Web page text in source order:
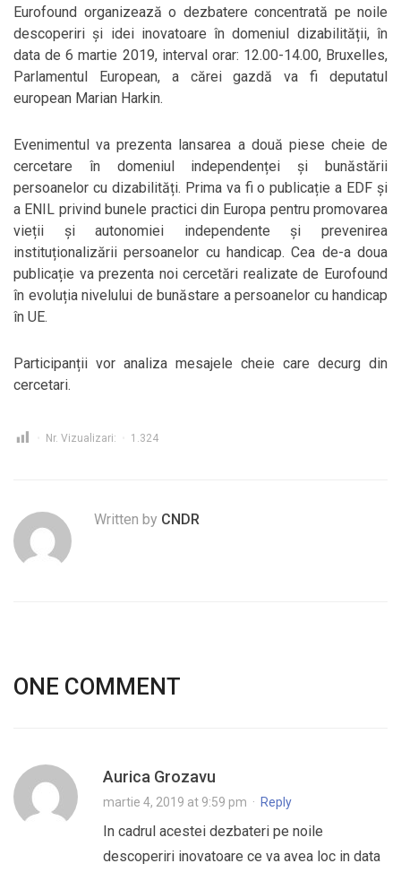
Eurofound organizează o dezbatere concentrată pe noile
descoperiri și idei inovatoare în domeniul dizabilității, în
data de 6 martie 2019, interval orar: 12.00-14.00, Bruxelles,
Parlamentul European, a cărei gazdă va fi deputatul
european Marian Harkin.
Evenimentul va prezenta lansarea a două piese cheie de
cercetare în domeniul independenței și bunăstării
persoanelor cu dizabilități. Prima va fi o publicație a EDF și
a ENIL privind bunele practici din Europa pentru promovarea
vieții și autonomiei independente și prevenirea
instituționalizării persoanelor cu handicap. Cea de-a doua
publicație va prezenta noi cercetări realizate de Eurofound
în evoluția nivelului de bunăstare a persoanelor cu handicap
în UE.
Participanții vor analiza mesajele cheie care decurg din
cercetari.
Nr. Vizualizari: 1.324
Written by CNDR
ONE COMMENT
Aurica Grozavu
martie 4, 2019 at 9:59 pm · Reply
In cadrul acestei dezbateri pe noile
descoperiri inovatoare ce va avea loc in data